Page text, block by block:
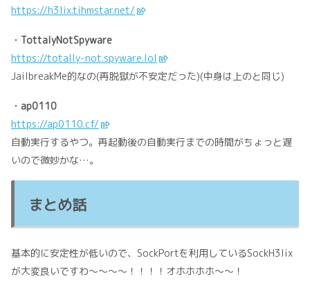
https://h3lix.tihmstar.net/
・TottalyNotSpyware
https://totally-not.spyware.lol
JailbreakMe的なの(再脱獄が不安定だった)(中身は上のと同じ)
・ap0110
https://ap0110.cf/
自動実行するやつ。再起動後の自動実行までの時間がちょっと遅
いので微妙かな…。
まとめ話
基本的に安定性が低いので、SockPortを利用しているSockH3lix
が大変良いですわ〜〜〜〜！！！！オホホホホ〜〜！